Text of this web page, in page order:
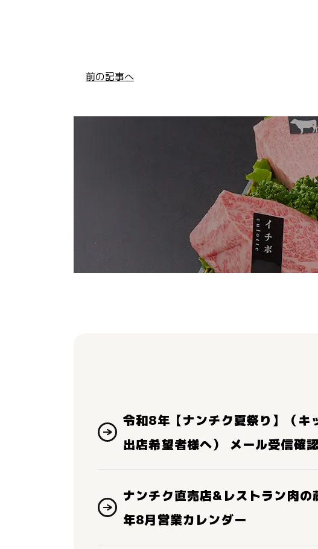
前の記事へ
令和8年【ナンチク夏祭り】（キ
出店希望者様へ） メール受信確
ナンチク直売店&レストラン肉
年8月営業カレンダー